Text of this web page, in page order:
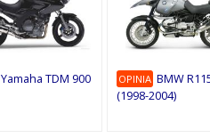
Yamaha TDM 900 OPINIA BMW
(1998-2004)